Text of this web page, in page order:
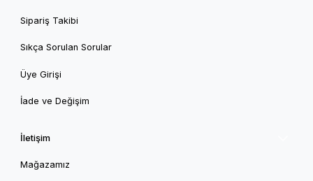
Sipariş Takibi
Sıkça Sorulan Sorular
Üye Girişi
İade ve Değişim
İletişim
Mağazamız